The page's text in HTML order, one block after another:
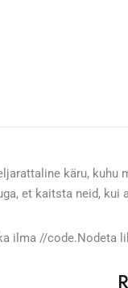
käru, kuhu
et kaitsta neid, kui
ilma //code.Nodeta